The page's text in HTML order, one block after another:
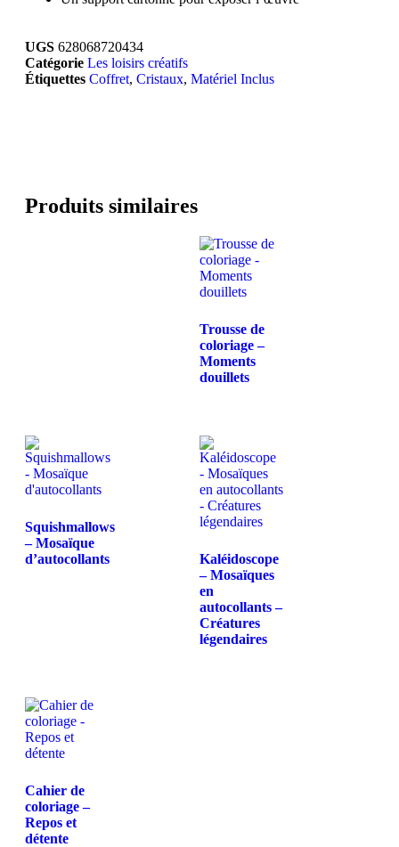
UGS 628068720434
Catégorie Les loisirs créatifs
Étiquettes Coffret, Cristaux, Matériel Inclus
Produits similaires
Trousse de
coloriage –
Moments
douillets
Squishmallows
– Mosaïque
d’autocollants
Kaléidoscope
– Mosaïques
en
autocollants –
Créatures
légendaires
Cahier de
coloriage –
Repos et
détente